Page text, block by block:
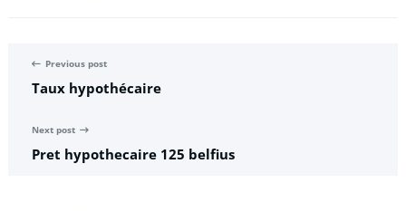
Previous post
Taux hypothécaire
Next post
Pret hypothecaire 125 belfius